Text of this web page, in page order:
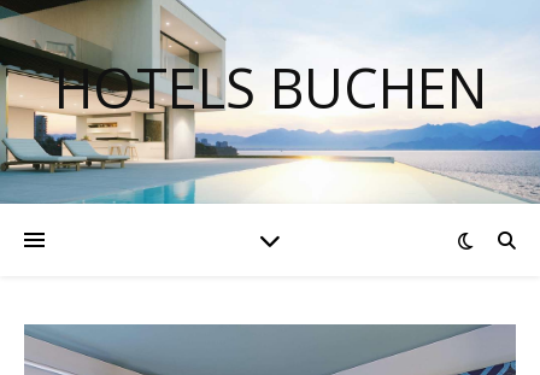
HOTELS BUCHEN